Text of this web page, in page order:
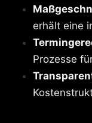
erhält eine
Prozesse